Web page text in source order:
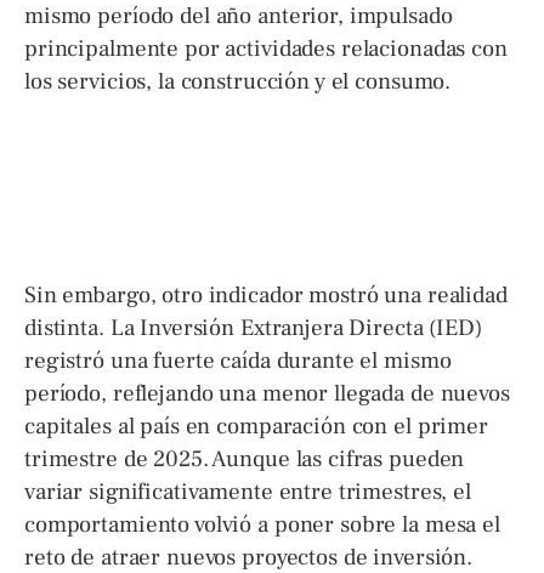
mismo período del año anterior, impulsado
principalmente por actividades relacionadas con
los servicios, la construcción y el consumo.
Sin embargo, otro indicador mostró una realidad
distinta. La Inversión Extranjera Directa (IED)
registró una fuerte caída durante el mismo
período, reflejando una menor llegada de nuevos
capitales al país en comparación con el primer
trimestre de 2025. Aunque las cifras pueden
variar significativamente entre trimestres, el
comportamiento volvió a poner sobre la mesa el
reto de atraer nuevos proyectos de inversión.